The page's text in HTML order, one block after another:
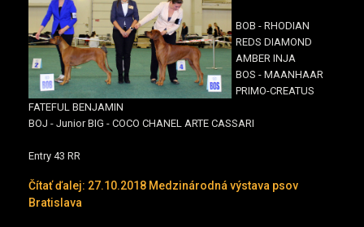
BOB - RHODIAN
REDS DIAMOND
AMBER INJA
BOS - MAANHAAR
PRIMO-CREATUS
FATEFUL BENJAMIN
BOJ - Junior BIG - COCO CHANEL ARTE CASSARI
Entry 43 RR
Čítať ďalej: 27.10.2018 Medzinárodná výstava psov
Bratislava